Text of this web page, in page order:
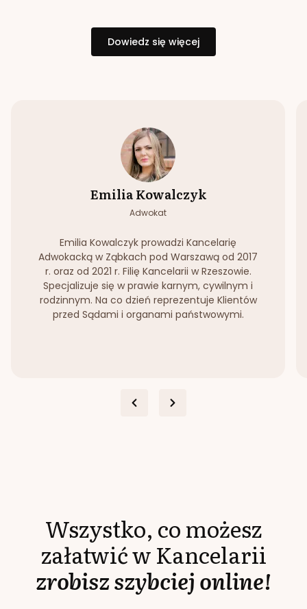
Dowiedz się więcej
Emilia Kowalczyk
Adwokat
Emilia Kowalczyk prowadzi Kancelarię
Adwokacką w Ząbkach pod Warszawą od 2017
r. oraz od 2021 r. Filię Kancelarii w Rzeszowie.
Specjalizuje się w prawie karnym, cywilnym i
rodzinnym. Na co dzień reprezentuje Klientów
przed Sądami i organami państwowymi.
Wszystko, co możesz
załatwić w Kancelarii
zrobisz szybciej online!